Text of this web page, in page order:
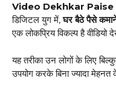
Video Dekhkar
डिजिटल युग में,घर बैठे पैसे
एक लोकप्रिय विकल्प है
यह तरीका उन लोगों के लिए
उपयोग करके बिना ज्यादा